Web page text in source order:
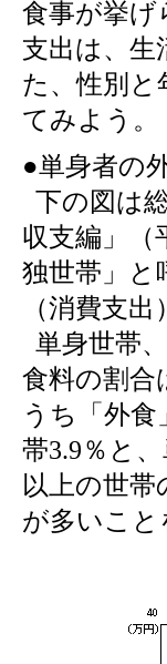
食事が挙げ
支出は、
た、性別と
てみよう。
●単身者の
下の図は
収支編」（
独世帯」と
（消費支
単身世帯
食料の割合
うち「外
帯3.9％と
以上の世
が多いこ